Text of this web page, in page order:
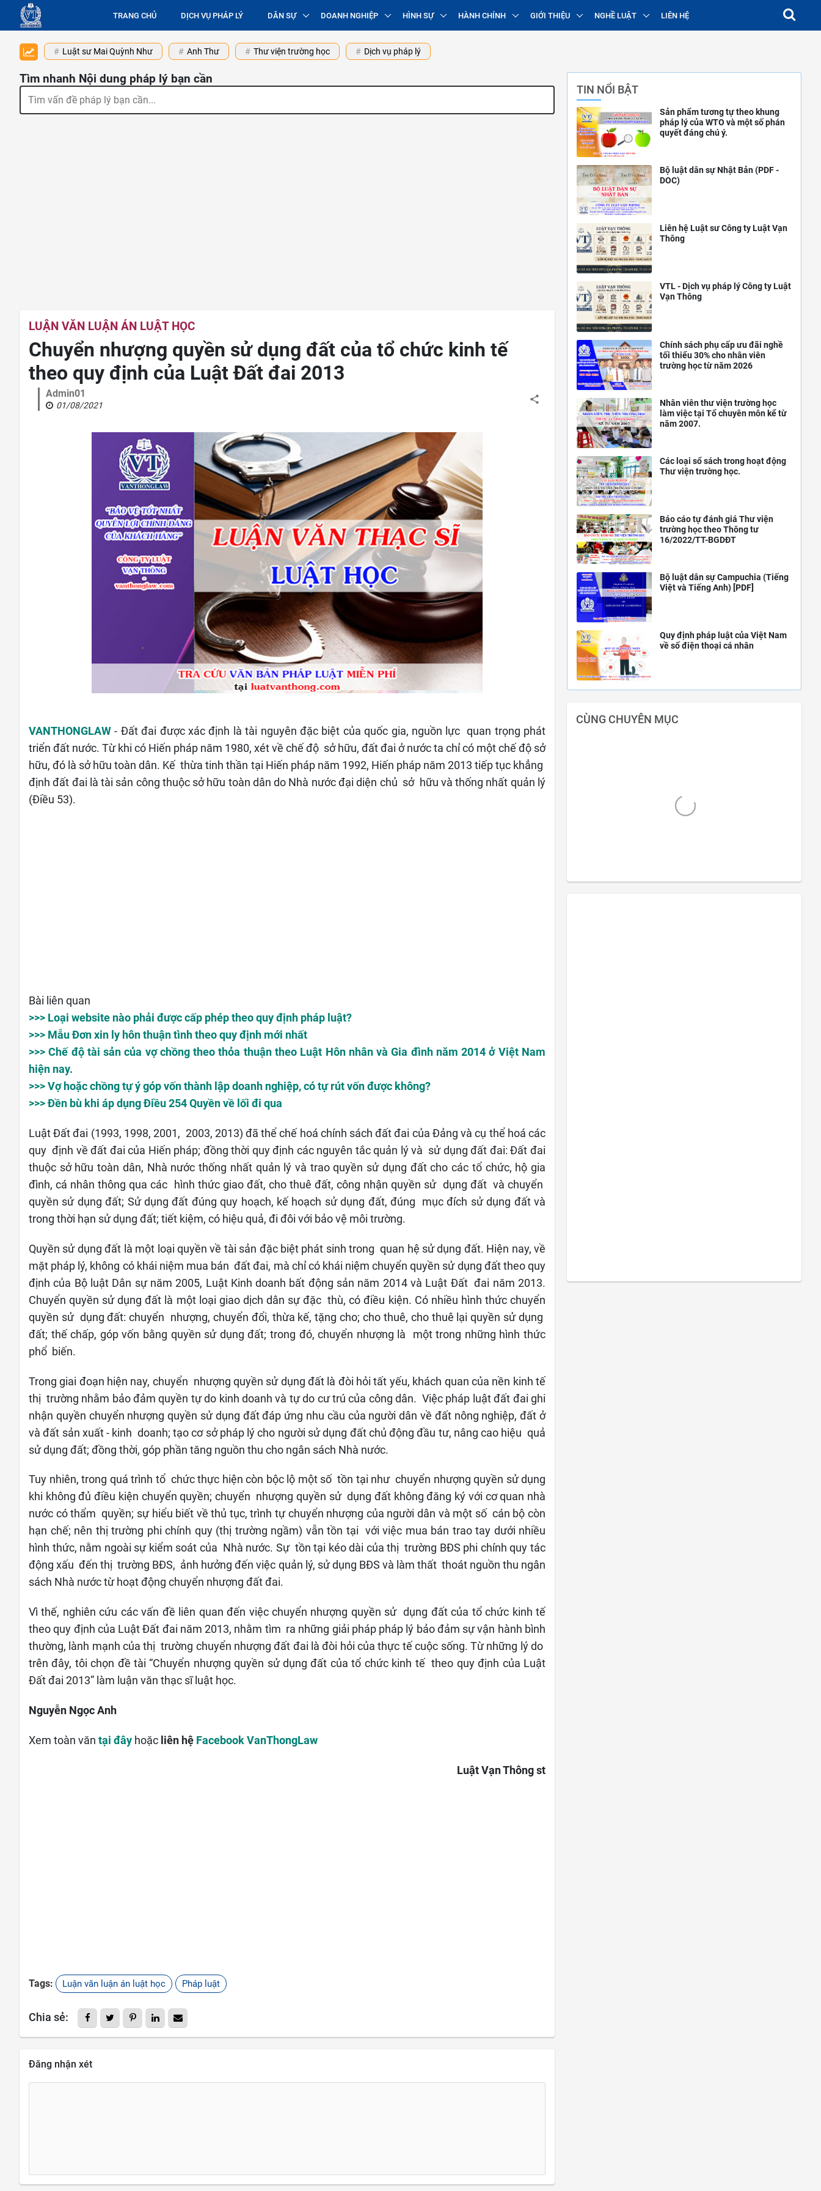
TRANG CHỦ DỊCH VỤ PHÁP LÝ DÂN SỰ DOANH NGHIỆP HÌNH SỰ HÀNH CHÍNH GIỚI THIỆU NGHỀ LUẬT LIÊN HỆ
Luật sư Mai Quỳnh Như Anh Thư Thư viện trường học Dịch vụ pháp lý
Tìm nhanh Nội dung pháp lý bạn cần
LUẬN VĂN LUẬN ÁN LUẬT HỌC
Chuyển nhượng quyền sử dụng đất của tổ chức kinh tế
theo quy định của Luật Đất đai 2013
Admin01
01/08/2021
VANTHONGLAW - Đất đai được xác định là tài nguyên đặc biệt của quốc gia, nguồn lực quan trọng phát
triển đất nước. Từ khi có Hiến pháp năm 1980, xét về chế độ sở hữu, đất đai ở nước ta chỉ có một chế độ sở
hữu, đó là sở hữu toàn dân. Kế thừa tinh thần tại Hiến pháp năm 1992, Hiến pháp năm 2013 tiếp tục khẳng
định đất đai là tài sản công thuộc sở hữu toàn dân do Nhà nước đại diện chủ sở hữu và thống nhất quản lý
(Điều 53).
Bài liên quan
>>> Loại website nào phải được cấp phép theo quy định pháp luật?
>>> Mẫu Đơn xin ly hôn thuận tình theo quy định mới nhất
>>> Chế độ tài sản của vợ chồng theo thỏa thuận theo Luật Hôn nhân và Gia đình năm 2014 ở Việt Nam
hiện nay.
>>> Vợ hoặc chồng tự ý góp vốn thành lập doanh nghiệp, có tự rút vốn được không?
>>> Đền bù khi áp dụng Điều 254 Quyền về lối đi qua
Luật Đất đai (1993, 1998, 2001, 2003, 2013) đã thể chế hoá chính sách đất đai của Đảng và cụ thể hoá các
quy định về đất đai của Hiến pháp; đồng thời quy định các nguyên tắc quản lý và sử dụng đất đai: Đất đai
thuộc sở hữu toàn dân, Nhà nước thống nhất quản lý và trao quyền sử dụng đất cho các tổ chức, hộ gia
đình, cá nhân thông qua các hình thức giao đất, cho thuê đất, công nhận quyền sử dụng đất và chuyển
quyền sử dụng đất; Sử dụng đất đúng quy hoạch, kế hoạch sử dụng đất, đúng mục đích sử dụng đất và
trong thời hạn sử dụng đất; tiết kiệm, có hiệu quả, đi đôi với bảo vệ môi trường.
Quyền sử dụng đất là một loại quyền về tài sản đặc biệt phát sinh trong quan hệ sử dụng đất. Hiện nay, về
mặt pháp lý, không có khái niệm mua bán đất đai, mà chỉ có khái niệm chuyển quyền sử dụng đất theo quy
định của Bộ luật Dân sự năm 2005, Luật Kinh doanh bất động sản năm 2014 và Luật Đất đai năm 2013.
Chuyển quyền sử dụng đất là một loại giao dịch dân sự đặc thù, có điều kiện. Có nhiều hình thức chuyển
quyền sử dụng đất: chuyển nhượng, chuyển đổi, thừa kế, tặng cho; cho thuê, cho thuê lại quyền sử dụng
đất; thế chấp, góp vốn bằng quyền sử dụng đất; trong đó, chuyển nhượng là một trong những hình thức
phổ biến.
Trong giai đoạn hiện nay, chuyển nhượng quyền sử dụng đất là đòi hỏi tất yếu, khách quan của nền kinh tế
thị trường nhằm bảo đảm quyền tự do kinh doanh và tự do cư trú của công dân. Việc pháp luật đất đai ghi
nhận quyền chuyển nhượng quyền sử dụng đất đáp ứng nhu cầu của người dân về đất nông nghiệp, đất ở
và đất sản xuất - kinh doanh; tạo cơ sở pháp lý cho người sử dụng đất chủ động đầu tư, nâng cao hiệu quả
sử dụng đất; đồng thời, góp phần tăng nguồn thu cho ngân sách Nhà nước.
Tuy nhiên, trong quá trình tổ chức thực hiện còn bộc lộ một số tồn tại như chuyển nhượng quyền sử dụng
khi không đủ điều kiện chuyển quyền; chuyển nhượng quyền sử dụng đất không đăng ký với cơ quan nhà
nước có thẩm quyền; sự hiểu biết về thủ tục, trình tự chuyển nhượng của người dân và một số cán bộ còn
hạn chế; nên thị trường phi chính quy (thị trường ngầm) vẫn tồn tại với việc mua bán trao tay dưới nhiều
hình thức, nằm ngoài sự kiểm soát của Nhà nước. Sự tồn tại kéo dài của thị trường BĐS phi chính quy tác
động xấu đến thị trường BĐS, ảnh hưởng đến việc quản lý, sử dụng BĐS và làm thất thoát nguồn thu ngân
sách Nhà nước từ hoạt động chuyển nhượng đất đai.
Vì thế, nghiên cứu các vấn đề liên quan đến việc chuyển nhượng quyền sử dụng đất của tổ chức kinh tế
theo quy định của Luật Đất đai năm 2013, nhằm tìm ra những giải pháp pháp lý bảo đảm sự vận hành bình
thường, lành mạnh của thị trường chuyển nhượng đất đai là đòi hỏi của thực tế cuộc sống. Từ những lý do
trên đây, tôi chọn đề tài “Chuyển nhượng quyền sử dụng đất của tổ chức kinh tế theo quy định của Luật
Đất đai 2013” làm luận văn thạc sĩ luật học.
Nguyễn Ngọc Anh
Xem toàn văn tại đây hoặc liên hệ Facebook VanThongLaw
Luật Vạn Thông st
Tags: Luận văn luận án luật học Pháp luật
Chia sẻ:
Đăng nhận xét
TIN NỔI BẬT
Sản phẩm tương tự theo khung
pháp lý của WTO và một số phán
quyết đáng chú ý.
Bộ luật dân sự Nhật Bản (PDF -
DOC)
Liên hệ Luật sư Công ty Luật Vạn
Thông
VTL - Dịch vụ pháp lý Công ty Luật
Vạn Thông
Chính sách phụ cấp ưu đãi nghề
tối thiểu 30% cho nhân viên
trường học từ năm 2026
Nhân viên thư viện trường học
làm việc tại Tổ chuyên môn kể từ
năm 2007.
Các loại sổ sách trong hoạt động
Thư viện trường học.
Báo cáo tự đánh giá Thư viện
trường học theo Thông tư
16/2022/TT-BGDĐT
Bộ luật dân sự Campuchia (Tiếng
Việt và Tiếng Anh) [PDF]
Quy định pháp luật của Việt Nam
về số điện thoại cá nhân
CÙNG CHUYÊN MỤC